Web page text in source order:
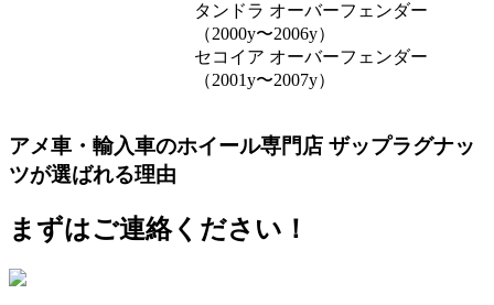
タンドラ オーバーフェンダー
（2000y〜2006y）
セコイア オーバーフェンダー
（2001y〜2007y）
アメ車・輸入車のホイール専門店 ザップラグナッ
ツが選ばれる理由
まずはご連絡ください！